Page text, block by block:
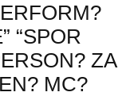
“SPOR
ZA
MC?